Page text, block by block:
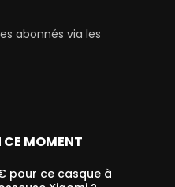
abonnés via les
CE MOMENT
pour ce casque à